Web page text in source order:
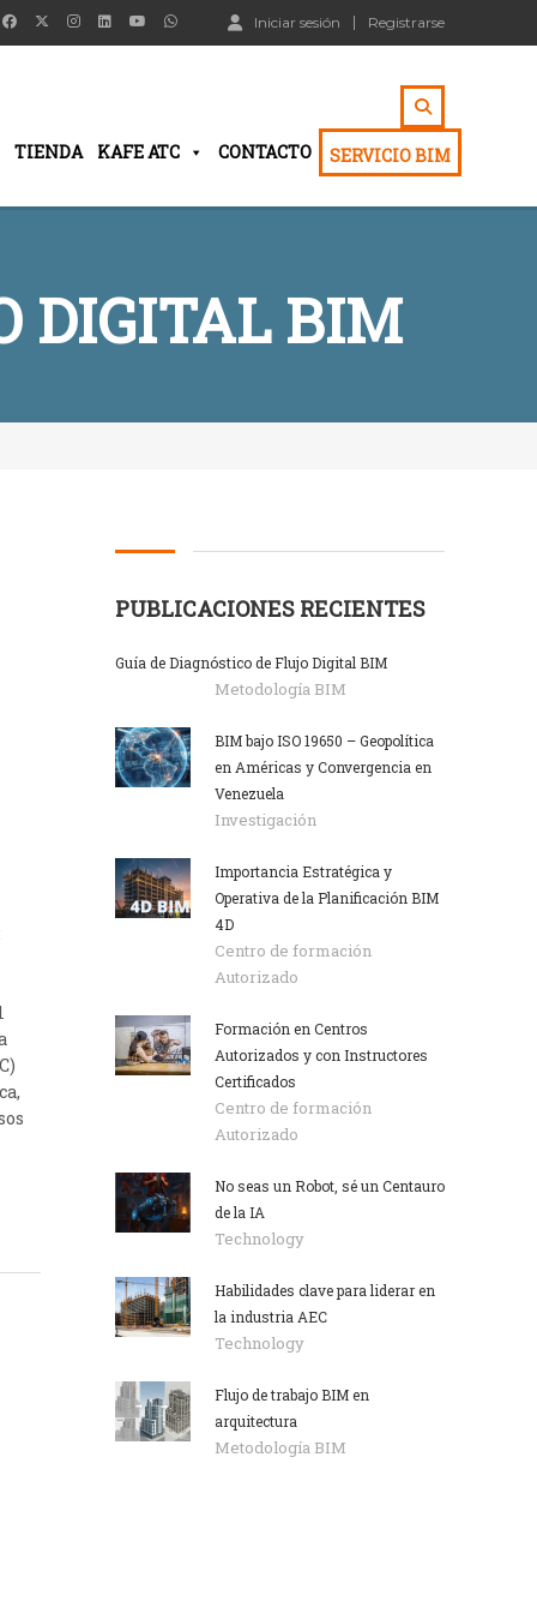
Iniciar sesión Registrarse
TIENDA KAFE ATC CONTACTO SERVICIO BIM
DIGITAL BIM
PUBLICACIONES RECIENTES
Guía de Diagnóstico de Flujo Digital BIM
Metodología BIM
BIM bajo ISO 19650 – Geopolítica
en Américas y Convergencia en
Venezuela
Investigación
Importancia Estratégica y
Operativa de la Planificación BIM
4D
Centro de formación
Autorizado
Formación en Centros
Autorizados y con Instructores
Certificados
Centro de formación
Autorizado
No seas un Robot, sé un Centauro
de la IA
Technology
Habilidades clave para liderar en
la industria AEC
Technology
Flujo de trabajo BIM en
arquitectura
Metodología BIM